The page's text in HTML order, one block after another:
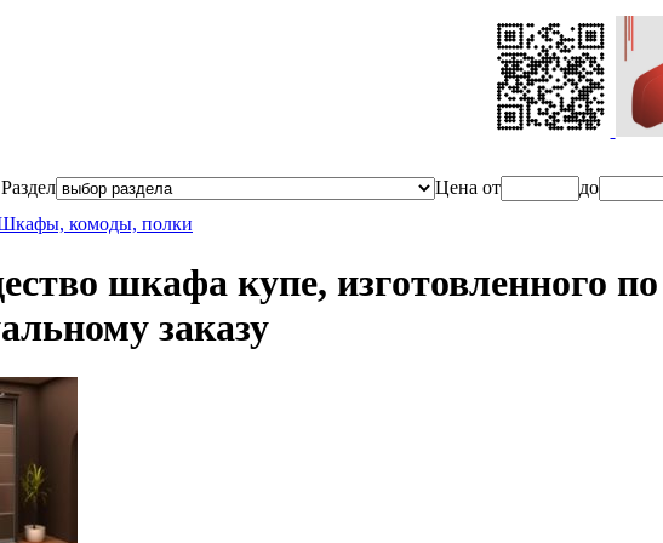
Раздел
Ценa от
до
комоды, полки
шкафа купе, изготовленного по
заказу